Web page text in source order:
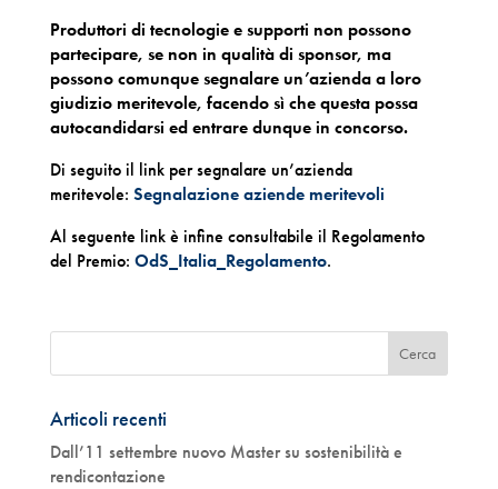
Produttori di tecnologie e supporti non possono
partecipare, se non in qualità di sponsor, ma
possono comunque segnalare un’azienda a loro
giudizio meritevole, facendo sì che questa possa
autocandidarsi ed entrare dunque in concorso.
Di seguito il link per segnalare un’azienda
meritevole: Segnalazione aziende meritevoli
Al seguente link è infine consultabile il Regolamento
del Premio: OdS_Italia_Regolamento.
Articoli recenti
Dall’11 settembre nuovo Master su sostenibilità e
rendicontazione